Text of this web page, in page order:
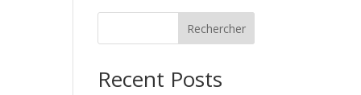
Rechercher
Recent Posts